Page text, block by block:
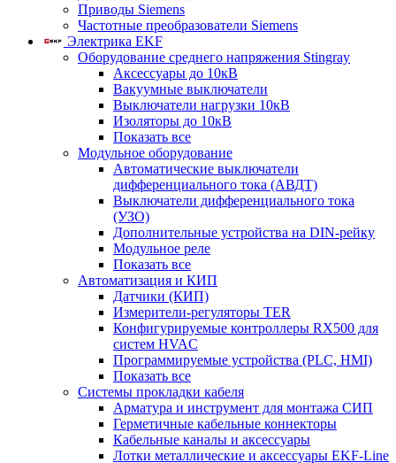
Приводы Siemens
Частотные преобразователи Siemens
Электрика EKF
Оборудование среднего напряжения Stingray
Аксессуары до 10кВ
Вакуумные выключатели
Выключатели нагрузки 10кВ
Изоляторы до 10кВ
Показать все
Модульное оборудование
Автоматические выключатели
дифференциального тока (АВДТ)
Выключатели дифференциального тока
(УЗО)
Дополнительные устройства на DIN-рейку
Модульное реле
Показать все
Автоматизация и КИП
Датчики (КИП)
Измерители-регуляторы TER
Конфигурируемые контроллеры RX500 для
систем HVAC
Программируемые устройства (PLC, HMI)
Показать все
Системы прокладки кабеля
Арматура и инструмент для монтажа СИП
Герметичные кабельные коннекторы
Кабельные каналы и аксессуары
Лотки металлические и аксессуары EKF-Line